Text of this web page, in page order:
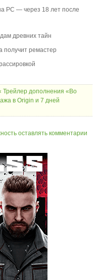
PC — через 18 лет после
древних тайн
получит ремастер
Трейлер дополнения «Во
в Origin и 7 дней
оставлять комментарии